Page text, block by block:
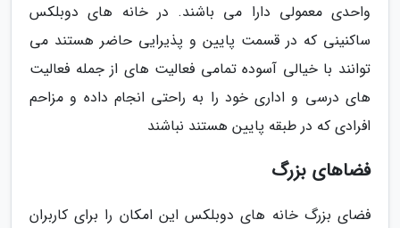
واحدی معمولی دارا می باشند. در خانه های دوبلکس
ساکنینی که در قسمت پایین و پذیرایی حاضر هستند می
توانند با خیالی آسوده تمامی فعالیت های از جمله فعالیت
های درسی و اداری خود را به راحتی انجام داده و مزاحم
افرادی که در طبقه پایین هستند نباشند
فضاهای بزرگ
فضای بزرگ خانه های دوبلکس این امکان را برای کاربران